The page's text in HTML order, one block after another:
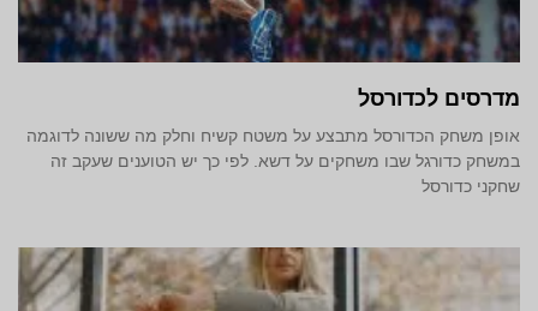
מדרסים לכדורסל
אופן משחק הכדורסל מתבצע על משטח קשיח וחלק מה ששונה לדוגמה
במשחק כדורגל שבו משחקים על דשא. לפי כך יש הטוענים שעקב זה
שחקני כדורסל